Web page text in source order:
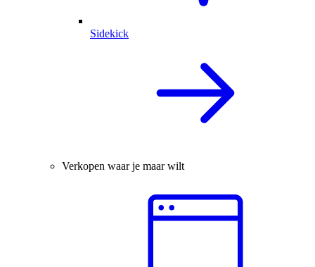
Sidekick
Verkopen waar je maar wilt